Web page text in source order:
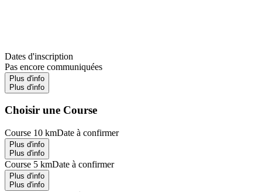
Dates d'inscription
Pas encore communiquées
Plus d'info
Plus d'info
Choisir une Course
Course 10 kmDate à confirmer
Plus d'info
Plus d'info
Course 5 kmDate à confirmer
Plus d'info
Plus d'info